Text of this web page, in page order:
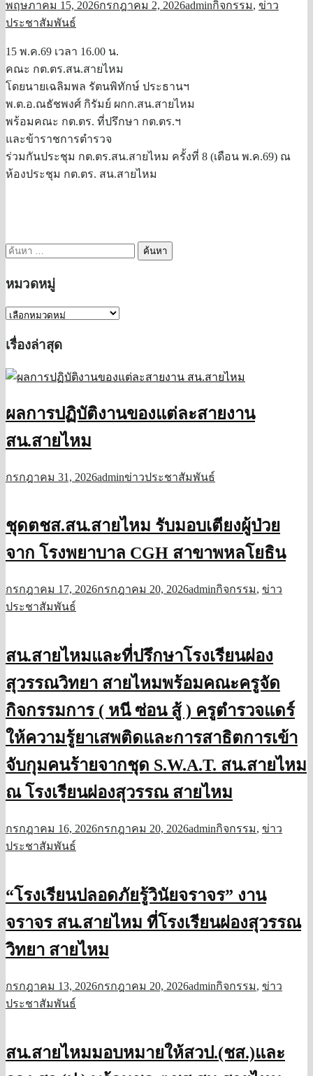
พฤษภาคม 15, 2026กรกฎาคม 2, 2026adminกิจกรรม, ข่าว
ประชาสัมพันธ์
15 พ.ค.69 เวลา 16.00 น.
คณะ กต.ตร.สน.สายไหม
โดยนายเฉลิมพล รัตนพิทักษ์ ประธานฯ
พ.ต.อ.ณธัชพงศ์ กิรัมย์ ผกก.สน.สายไหม
พร้อมคณะ กต.ตร. ที่ปรึกษา กต.ตร.ฯ
และข้าราชการตำรวจ
ร่วมกันประชุม กต.ตร.สน.สายไหม ครั้งที่ 8 (เดือน พ.ค.69) ณ
ห้องประชุม กต.ตร. สน.สายไหม
ค้นหา
หมวดหมู่
หมวด
เรื่องล่าสุด
ผลการปฏิบัติงานของแต่ละสายงาน
สน.สายไหม
กรกฎาคม 31, 2026adminข่าวประชาสัมพันธ์
ชุดตชส.สน.สายไหม รับมอบเตียงผู้ป่วย
จาก โรงพยาบาล CGH สาขาพหลโยธิน
กรกฎาคม 17, 2026กรกฎาคม 20, 2026adminกิจกรรม, ข่าว
ประชาสัมพันธ์
สน.สายไหมและที่ปรึกษาโรงเรียนผ่อง
สุวรรณวิทยา สายไหมพร้อมคณะครูจัด
กิจกรรมการ ( หนี ซ่อน สู้ ) ครูตำรวจแดร์
ให้ความรู้ยาเสพติดและการสาธิตการเข้า
จับกุมคนร้ายจากชุด S.W.A.​T.​ สน.สายไหม
ณ โรงเรียนผ่องสุวรรณ สายไหม
กรกฎาคม 16, 2026กรกฎาคม 20, 2026adminกิจกรรม, ข่าว
ประชาสัมพันธ์
“โรงเรียนปลอดภัยรู้วินัยจราจร” งาน
จราจร สน.สายไหม ที่โรงเรียนผ่องสุวรรณ
วิทยา สายไหม
กรกฎาคม 13, 2026กรกฎาคม 20, 2026adminกิจกรรม, ข่าว
ประชาสัมพันธ์
สน.สายไหมมอบหมายให้สวป.(ชส.)และ